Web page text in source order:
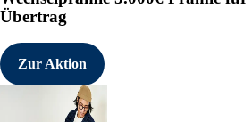
AFX
Übertrag
Zur Aktion